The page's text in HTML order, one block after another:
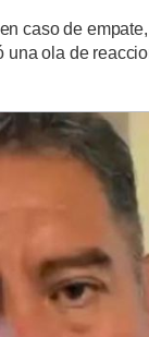
caso de
ola de